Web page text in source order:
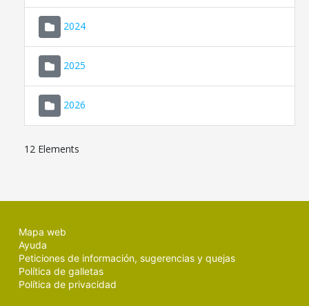
2024
2025
2026
12 Elements
Mapa web
Ayuda
Peticiones de información, sugerencias y quejas
Política de galletas
Política de privacidad